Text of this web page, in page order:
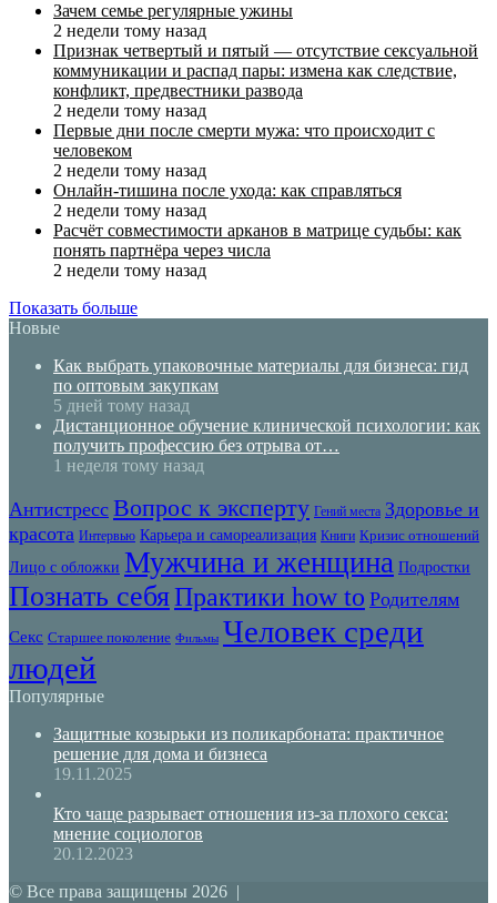
Зачем семье регулярные ужины
2 недели тому назад
Признак четвертый и пятый — отсутствие сексуальной
коммуникации и распад пары: измена как следствие,
конфликт, предвестники развода
2 недели тому назад
Первые дни после смерти мужа: что происходит с
человеком
2 недели тому назад
Онлайн-тишина после ухода: как справляться
2 недели тому назад
Расчёт совместимости арканов в матрице судьбы: как
понять партнёра через числа
2 недели тому назад
Показать больше
Новые
Как выбрать упаковочные материалы для бизнеса: гид
по оптовым закупкам
5 дней тому назад
Дистанционное обучение клинической психологии: как
получить профессию без отрыва от…
1 неделя тому назад
Антистресс Вопрос к эксперту Гений места Здоровье и
красота Интервью Карьера и самореализация Книги Кризис отношений
Лицо с обложки Мужчина и женщина Подростки
Познать себяПрактики how to Родителям
Секс Старшее поколение Фильмы Человек среди
людей
Популярные
Защитные козырьки из поликарбоната: практичное
решение для дома и бизнеса
19.11.2025
Кто чаще разрывает отношения из-за плохого секса:
мнение социологов
20.12.2023
© Все права защищены 2026 |